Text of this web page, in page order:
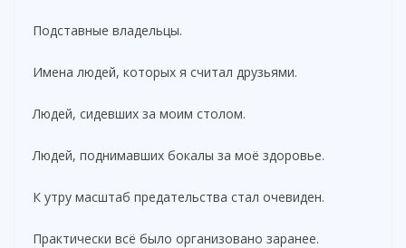
Подставные владельцы.
Имена людей, которых я считал друзьями.
Людей, сидевших за моим столом.
Людей, поднимавших бокалы за моё здоровье.
К утру масштаб предательства стал очевиден.
Практически всё было организовано заранее.